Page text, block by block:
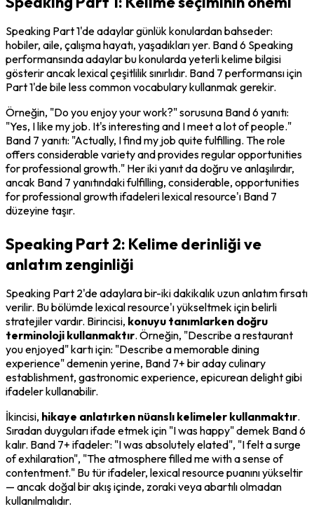
Speaking Part 1'de adaylar günlük konulardan bahseder:
hobiler, aile, çalışma hayatı, yaşadıkları yer. Band 6 Speaking
performansında adaylar bu konularda yeterli kelime bilgisi
gösterir ancak lexical çeşitlilik sınırlıdır. Band 7 performansı için
Part 1'de bile less common vocabulary kullanmak gerekir.
Örneğin, "Do you enjoy your work?" sorusuna Band 6 yanıtı:
"Yes, I like my job. It's interesting and I meet a lot of people."
Band 7 yanıtı: "Actually, I find my job quite fulfilling. The role
offers considerable variety and provides regular opportunities
for professional growth." Her iki yanıt da doğru ve anlaşılırdır,
ancak Band 7 yanıtındaki fulfilling, considerable, opportunities
for professional growth ifadeleri lexical resource'ı Band 7
düzeyine taşır.
Speaking Part 2: Kelime derinliği ve
anlatım zenginliği
Speaking Part 2'de adaylara bir-iki dakikalık uzun anlatım fırsatı
verilir. Bu bölümde lexical resource'ı yükseltmek için belirli
stratejiler vardır. Birincisi, konuyu tanımlarken doğru
terminoloji kullanmaktır. Örneğin, "Describe a restaurant
you enjoyed" kartı için: "Describe a memorable dining
experience" demenin yerine, Band 7+ bir aday culinary
establishment, gastronomic experience, epicurean delight gibi
ifadeler kullanabilir.
İkincisi, hikaye anlatırken nüanslı kelimeler kullanmaktır.
Sıradan duyguları ifade etmek için "I was happy" demek Band 6
kalır. Band 7+ ifadeler: "I was absolutely elated", "I felt a surge
of exhilaration", "The atmosphere filled me with a sense of
contentment." Bu tür ifadeler, lexical resource puanını yükseltir
— ancak doğal bir akış içinde, zoraki veya abartılı olmadan
kullanılmalıdır.